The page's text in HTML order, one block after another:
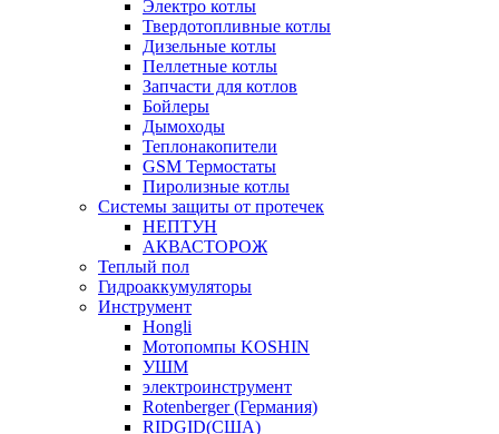
Электро котлы
Твердотопливные котлы
Дизельные котлы
Пеллетные котлы
Запчасти для котлов
Бойлеры
Дымоходы
Теплонакопители
GSM Термостаты
Пиролизные котлы
Системы защиты от протечек
НЕПТУН
АКВАСТОРОЖ
Теплый пол
Гидроаккумуляторы
Инструмент
Hongli
Мотопомпы KOSHIN
УШМ
электроинструмент
Rotenberger (Германия)
RIDGID(США)